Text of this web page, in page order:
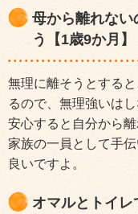
母から離れない
う【1歳9か月】
無理に離そうとする
るので、無理強いは
安心すると自分から離
家族の一員として手
良いですよ。
オマルとトイ